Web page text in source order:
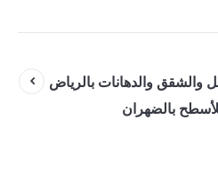
والشقق والدهانات بالرياض
بالضهران